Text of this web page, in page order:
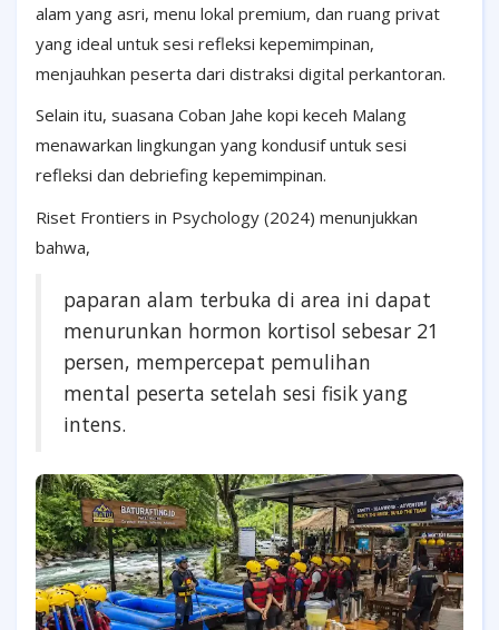
alam yang asri, menu lokal premium, dan ruang privat
yang ideal untuk sesi refleksi kepemimpinan,
menjauhkan peserta dari distraksi digital perkantoran.
Selain itu, suasana Coban Jahe kopi keceh Malang
menawarkan lingkungan yang kondusif untuk sesi
refleksi dan debriefing kepemimpinan.
Riset Frontiers in Psychology (2024) menunjukkan
bahwa,
paparan alam terbuka di area ini dapat
menurunkan hormon kortisol sebesar 21
persen, mempercepat pemulihan
mental peserta setelah sesi fisik yang
intens.